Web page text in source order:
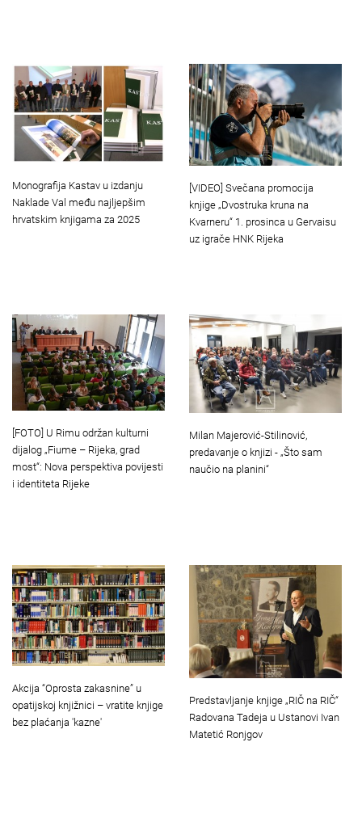
Monografija Kastav u izdanju
Naklade Val među najljepšim
hrvatskim knjigama za 2025
[VIDEO] Svečana promocija
knjige „Dvostruka kruna na
Kvarneru“ 1. prosinca u Gervaisu
uz igrače HNK Rijeka
[FOTO] U Rimu održan kulturni
dijalog „Fiume – Rijeka, grad
most“: Nova perspektiva povijesti
i identiteta Rijeke
Milan Majerović-Stilinović,
predavanje o knjizi - „Što sam
naučio na planini“
Akcija “Oprosta zakasnine” u
opatijskoj knjižnici – vratite knjige
bez plaćanja 'kazne'
Predstavljanje knjige „RIČ na RIČ“
Radovana Tadeja u Ustanovi Ivan
Matetić Ronjgov